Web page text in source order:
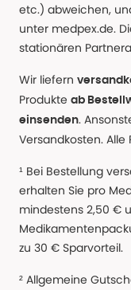
etc.) abweichen,
unter medpex.de.
stationären
Wir liefern
Produkte ab
einsenden.
Versandkosten. Alle
¹ Bei Bestellung
erhalten Sie pro
mindestens 2,50 €
zu 30 € Sparvorteil.
² Allgemeine